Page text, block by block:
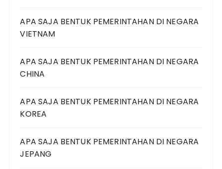
APA SAJA BENTUK PEMERINTAHAN DI NEGARA
VIETNAM
APA SAJA BENTUK PEMERINTAHAN DI NEGARA
CHINA
APA SAJA BENTUK PEMERINTAHAN DI NEGARA
KOREA
APA SAJA BENTUK PEMERINTAHAN DI NEGARA
JEPANG